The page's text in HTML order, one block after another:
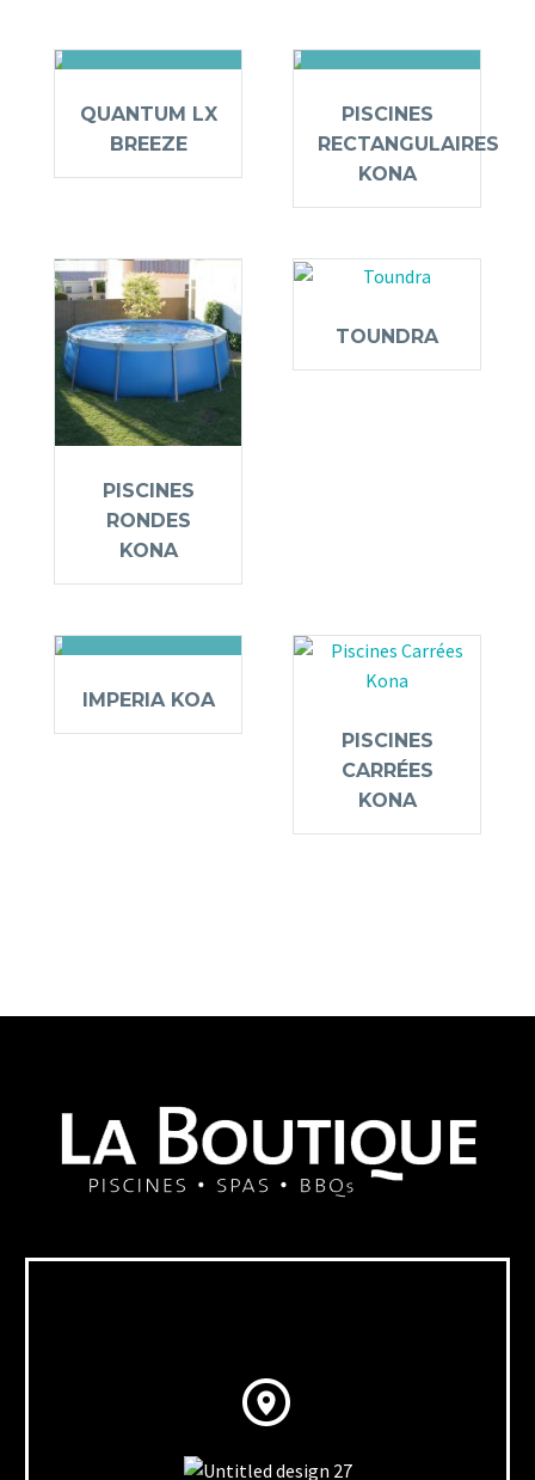
QUANTUM LX
BREEZE
PISCINES
RECTANGULAIRES
KONA
PISCINES
RONDES
KONA
TOUNDRA
IMPERIA KOA
PISCINES
CARRÉES
KONA

